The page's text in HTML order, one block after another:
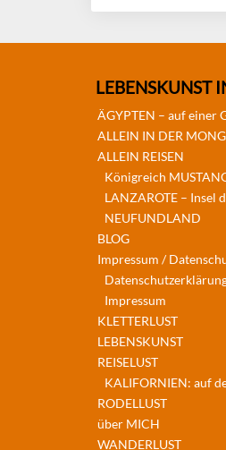
LEBENSKUNST
ÄGYPTEN – auf einer
ALLEIN IN DER
ALLEIN REISEN
Königreich
LANZAROTE – Insel
NEUFUNDLAND
BLOG
Impressum /
Impressum
KLETTERLUST
LEBENSKUNST
REISELUST
KALIFORNIEN: auf
RODELLUST
über MICH
WANDERLUST